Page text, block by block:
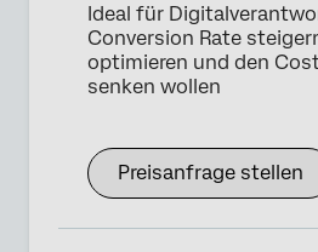
Ideal für
Conversion Rate
optimieren und den
senken wollen
Preisanfrage stellen